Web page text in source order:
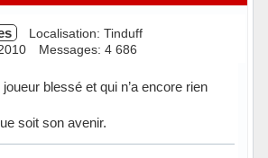
Localisation: Tinduff
Messages: 4 686
blessé et qui n’a encore rien
soit son avenir.